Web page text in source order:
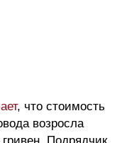
, что стоимость
возросла
Подрядчик